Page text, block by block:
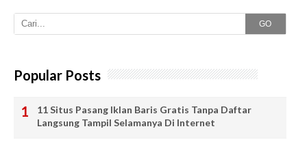
GO
Popular Posts
11 Situs Pasang Iklan Baris Gratis Tanpa Daftar
Langsung Tampil Selamanya Di Internet